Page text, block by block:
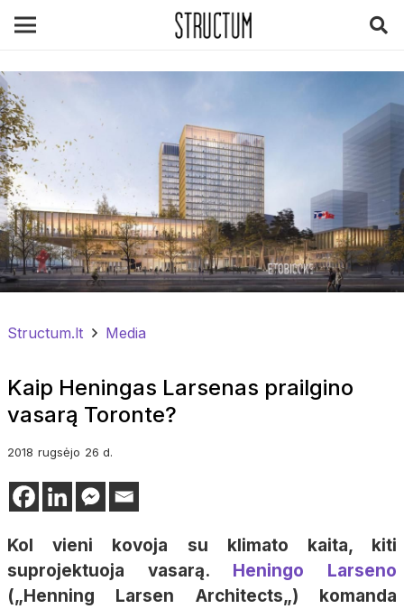
Structum.lt Media
Kaip Heningas Larsenas prailgino
vasarą Toronte?
2018 rugsėjo 26 d.
Kol vieni kovoja su klimato kaita, kiti
suprojektuoja vasarą. Heningo Larseno
(„Henning Larsen Architects„) komanda